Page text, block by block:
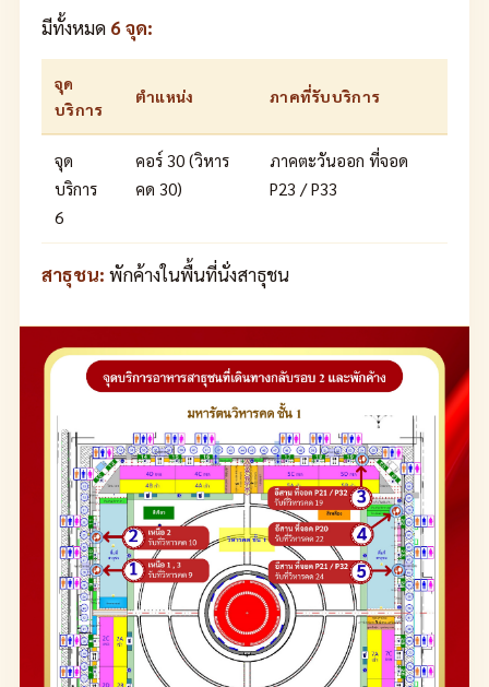
มีทั้งหมด 6 จุด:
จุด
บริการ
ตำแหน่ง ภาคที่รับบริการ
จุด
บริการ
6
คอร์ 30 (วิหาร
คด 30)
ภาคตะวันออก ที่จอด
P23 / P33
สาธุชน: พักค้างในพื้นที่นั่งสาธุชน